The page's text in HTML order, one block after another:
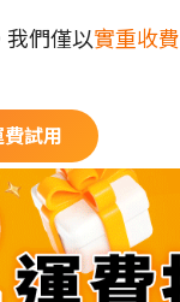
我們僅以實重收費
費試用